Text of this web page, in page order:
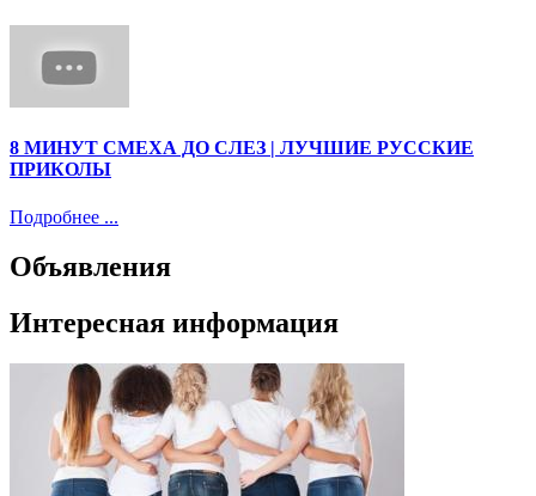
8 МИНУТ СМЕХА ДО СЛЕЗ | ЛУЧШИЕ РУССКИЕ
ПРИКОЛЫ
Подробнее ...
Объявления
Интересная информация